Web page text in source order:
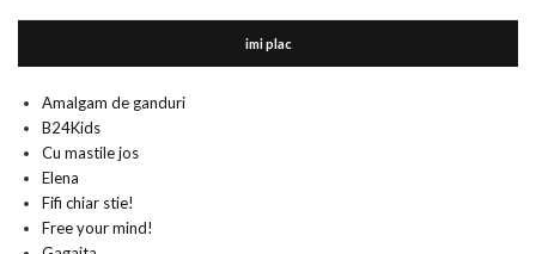
imi plac
Amalgam de ganduri
B24Kids
Cu mastile jos
Elena
Fifi chiar stie!
Free your mind!